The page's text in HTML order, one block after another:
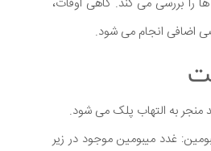
اضافی انجام می شود.
منجر به التهاب پلک می شود.
غدد میبومین موجود در زیر